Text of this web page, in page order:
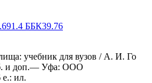
учебник для вузов / А. И. Го
и доп.— Уфа: ООО
ил.